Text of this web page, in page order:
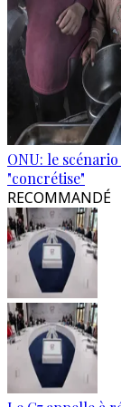
ONU: le
"concrétise"
RECOMMANDÉ